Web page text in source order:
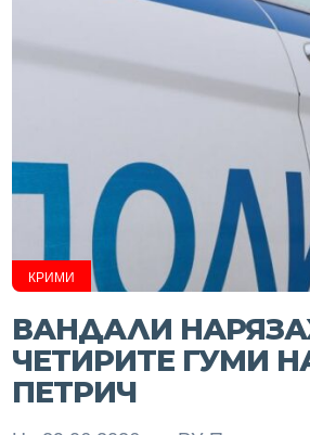
КРИМИ
ВАНДАЛИ
ЧЕТИРИТЕ ГУМИ
ПЕТРИЧ